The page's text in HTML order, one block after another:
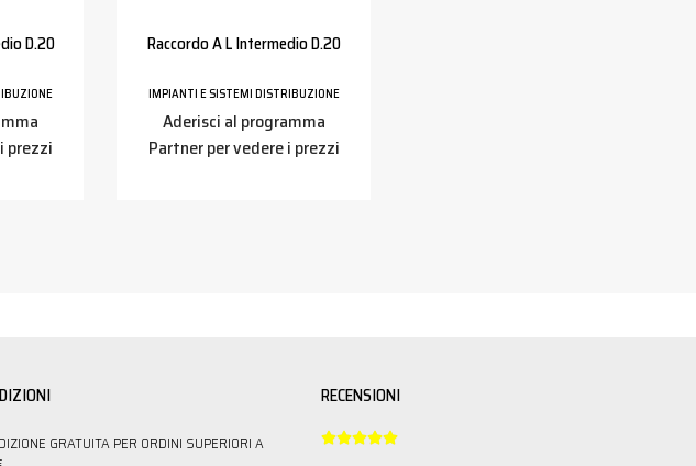
D.20
prezzi
Raccordo A L Intermedio D.20
IMPIANTI E SISTEMI DISTRIBUZIONE
Aderisci al programma
Partner per vedere i prezzi
GRATUITA PER ORDINI SUPERIORI A
RECENSIONI
